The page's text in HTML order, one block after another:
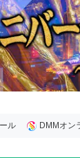
ル DMMオン